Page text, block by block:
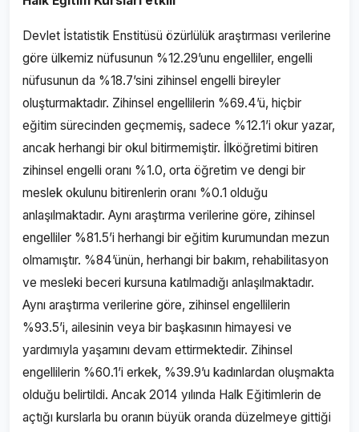
Devlet İstatistik Enstitüsü özürlülük araştırması verilerine
göre ülkemiz nüfusunun %12.29’unu engelliler, engelli
nüfusunun da %18.7’sini zihinsel engelli bireyler
oluşturmaktadır. Zihinsel engellilerin %69.4’ü, hiçbir
eğitim sürecinden geçmemiş, sadece %12.1’i okur yazar,
ancak herhangi bir okul bitirmemiştir. İlköğretimi bitiren
zihinsel engelli oranı %1.0, orta öğretim ve dengi bir
meslek okulunu bitirenlerin oranı %0.1 olduğu
anlaşılmaktadır. Aynı araştırma verilerine göre, zihinsel
engelliler %81.5’i herhangi bir eğitim kurumundan mezun
olmamıştır. %84’ünün, herhangi bir bakım, rehabilitasyon
ve mesleki beceri kursuna katılmadığı anlaşılmaktadır.
Aynı araştırma verilerine göre, zihinsel engellilerin
%93.5’i, ailesinin veya bir başkasının himayesi ve
yardımıyla yaşamını devam ettirmektedir. Zihinsel
engellilerin %60.1’i erkek, %39.9’u kadınlardan oluşmakta
olduğu belirtildi. Ancak 2014 yılında Halk Eğitimlerin de
açtığı kurslarla bu oranın büyük oranda düzelmeye gittiği